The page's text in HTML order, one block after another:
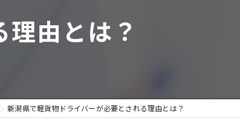
スポット
業務委託
由とは？
新潟県で軽貨物ドライバーが必要とされる理由とは？